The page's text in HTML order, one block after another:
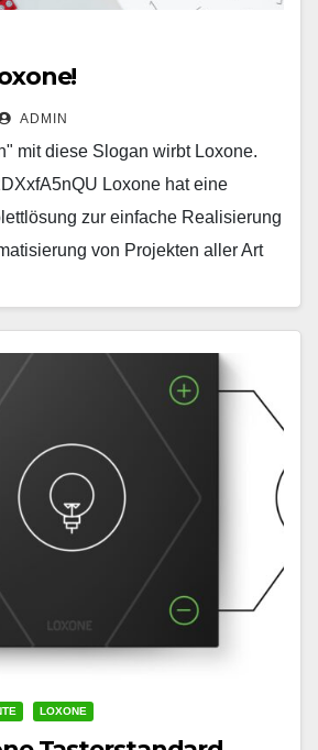
ADMIN
mit diese Slogan wirbt Loxone.
Loxone hat eine
zur einfache Realisierung
von Projekten aller Art
LOXONE